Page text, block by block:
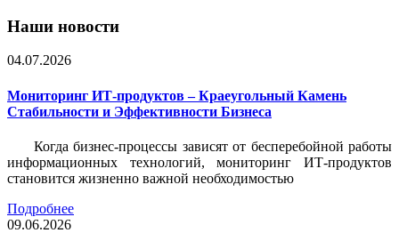
Наши новости
04.07.2026
Мониторинг ИТ-продуктов – Краеугольный Камень
Стабильности и Эффективности Бизнеса
Когда бизнес-процессы зависят от бесперебойной работы
информационных технологий, мониторинг ИТ-продуктов
становится жизненно важной необходимостью
Подробнее
09.06.2026